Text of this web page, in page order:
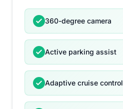
360-degree camera
Active parking assist
Adaptive cruise control